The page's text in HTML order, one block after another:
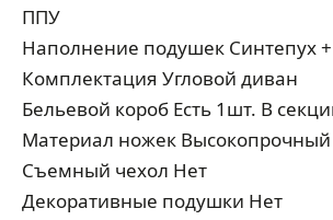
ППУ
Наполнение подушек Синтепух
Комплектация Угловой диван
Бельевой короб Есть 1шт. В
Материал ножек Высокопрочный
Съемный чехол Нет
Декоративные подушки Нет